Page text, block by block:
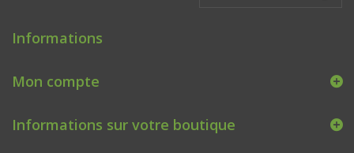
Informations
Mon compte
Informations sur votre boutique